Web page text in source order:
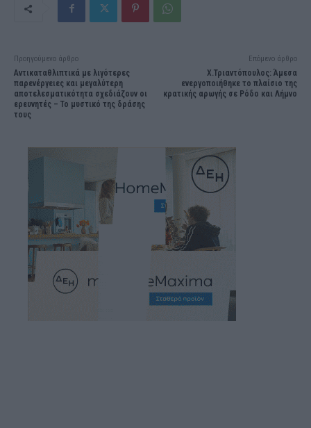
Προηγούμενο άρθρο
Αντικαταθλιπτικά με λιγότερες
παρενέργειες και μεγαλύτερη
αποτελεσματικότητα σχεδιάζουν οι
ερευνητές – Το μυστικό της δράσης
τους
Επόμενο άρθρο
X.Τριαντόπουλος: Άμεσα
ενεργοποιήθηκε το πλαίσιο της
κρατικής αρωγής σε Ρόδο και Λήμνο